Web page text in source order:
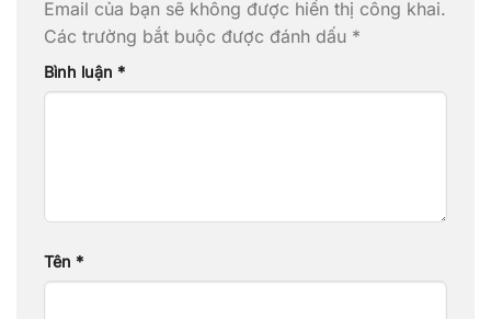
Email của bạn sẽ không được hiển thị công khai.
Các trường bắt buộc được đánh dấu *
Bình luận *
Tên *